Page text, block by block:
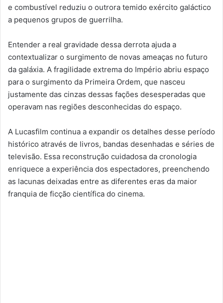
e combustível reduziu o outrora temido exército galáctico
a pequenos grupos de guerrilha.
Entender a real gravidade dessa derrota ajuda a
contextualizar o surgimento de novas ameaças no futuro
da galáxia. A fragilidade extrema do Império abriu espaço
para o surgimento da Primeira Ordem, que nasceu
justamente das cinzas dessas fações desesperadas que
operavam nas regiões desconhecidas do espaço.
A Lucasfilm continua a expandir os detalhes desse período
histórico através de livros, bandas desenhadas e séries de
televisão. Essa reconstrução cuidadosa da cronologia
enriquece a experiência dos espectadores, preenchendo
as lacunas deixadas entre as diferentes eras da maior
franquia de ficção científica do cinema.